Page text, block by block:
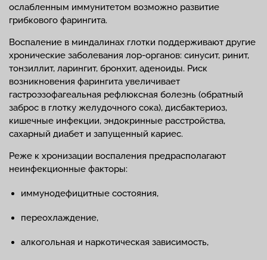
ослабленным иммунитетом возможно развитие
грибкового фарингита.
Воспаление в миндалинах глотки поддерживают другие
хронические заболевания лор-органов: синусит, ринит,
тонзиллит, ларингит, бронхит, аденоиды. Риск
возникновения фарингита увеличивает
гастроэзофагеальная рефлюксная болезнь (обратный
заброс в глотку желудочного сока), дисбактериоз,
кишечные инфекции, эндокринные расстройства,
сахарный диабет и запущенный кариес.
Реже к хронизации воспаления предрасполагают
неинфекционные факторы:
иммунодефицитные состояния,
переохлаждение,
алкогольная и наркотическая зависимость,